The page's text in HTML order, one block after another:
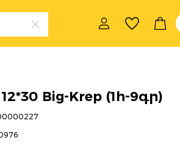
Big-Krep (1h-9գր)